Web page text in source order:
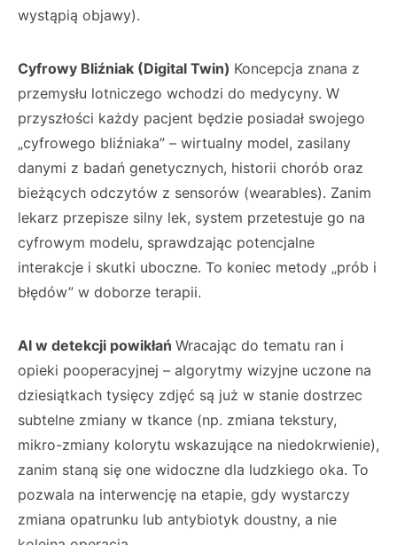
wystąpią objawy).
Cyfrowy Bliźniak (Digital Twin) Koncepcja znana z
przemysłu lotniczego wchodzi do medycyny. W
przyszłości każdy pacjent będzie posiadał swojego
„cyfrowego bliźniaka” – wirtualny model, zasilany
danymi z badań genetycznych, historii chorób oraz
bieżących odczytów z sensorów (wearables). Zanim
lekarz przepisze silny lek, system przetestuje go na
cyfrowym modelu, sprawdzając potencjalne
interakcje i skutki uboczne. To koniec metody „prób i
błędów” w doborze terapii.
AI w detekcji powikłań Wracając do tematu ran i
opieki pooperacyjnej – algorytmy wizyjne uczone na
dziesiątkach tysięcy zdjęć są już w stanie dostrzec
subtelne zmiany w tkance (np. zmiana tekstury,
mikro-zmiany kolorytu wskazujące na niedokrwienie),
zanim staną się one widoczne dla ludzkiego oka. To
pozwala na interwencję na etapie, gdy wystarczy
zmiana opatrunku lub antybiotyk doustny, a nie